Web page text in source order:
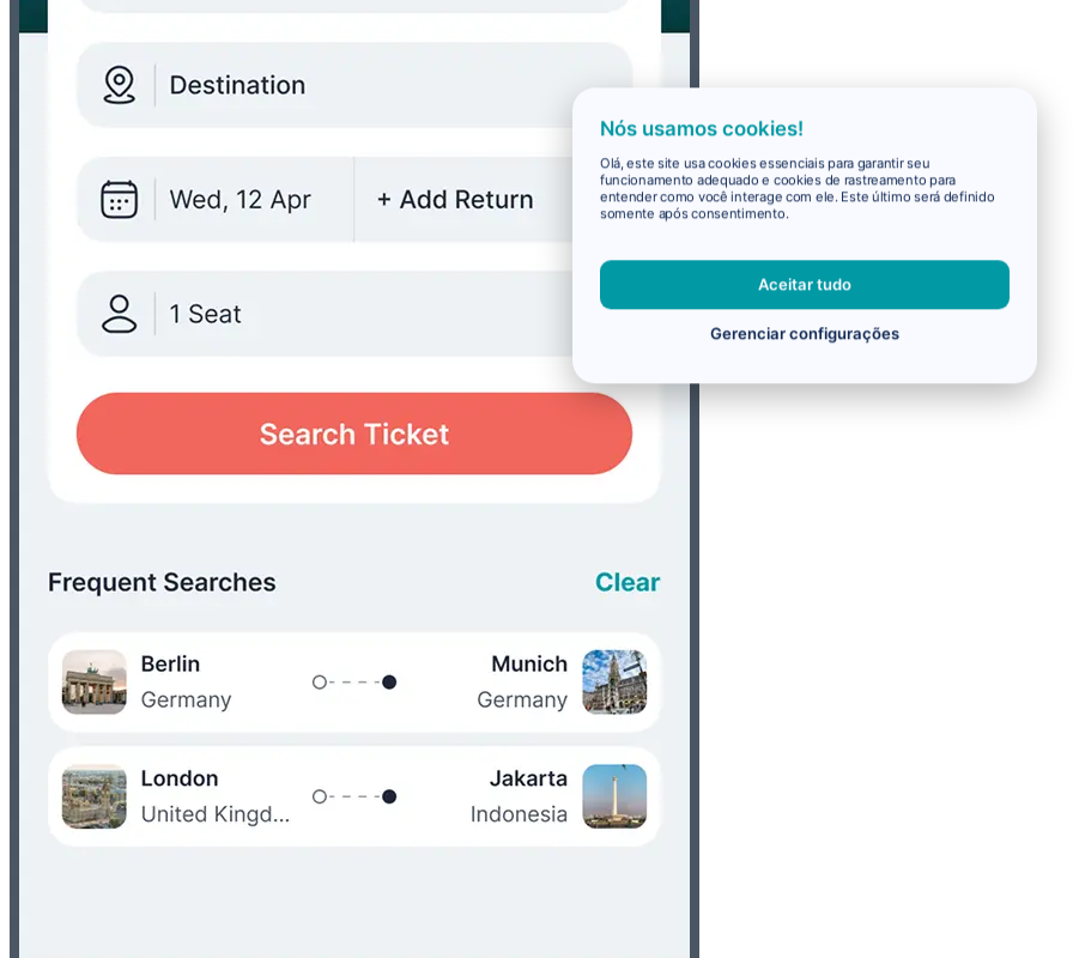
Nós usamos cookies!
Olá, este site usa cookies essenciais para garantir seu
funcionamento adequado e cookies de rastreamento para
entender como você interage com ele. Este último será definido
somente após consentimento.
Aceitar tudo
Gerenciar configurações